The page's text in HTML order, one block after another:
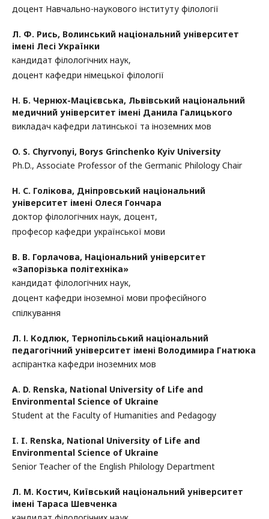
доцент Навчально-наукового інституту філології
Л. Ф. Рись, Волинський національний університет
імені Лесі Українки
кандидат філологічних наук,
доцент кафедри німецької філології
Н. Б. Чернюх-Мацієвська, Львівський національний
медичний університет імені Данила Галицького
викладач кафедри латинської та іноземних мов
O. S. Chyrvonyi, Borys Grinchenko Kyiv University
Ph.D., Associate Professor of the Germanic Philology Chair
Н. С. Голікова, Дніпровський національний
університет імені Олеся Гончара
доктор філологічних наук, доцент,
професор кафедри української мови
В. В. Горлачова, Національний університет
«Запорізька політехніка»
кандидат філологічних наук,
доцент кафедри іноземної мови професійного
спілкування
Л. І. Кодлюк, Тернопільський національний
педагогічний університет імені Володимира Гнатюка
аспірантка кафедри іноземних мов
A. D. Renska, National University of Life and
Environmental Science of Ukraine
Student at the Faculty of Humanities and Pedagogy
I. I. Renska, National University of Life and
Environmental Science of Ukraine
Senior Teacher of the English Philology Department
Л. М. Костич, Київський національний університет
імені Тараса Шевченка